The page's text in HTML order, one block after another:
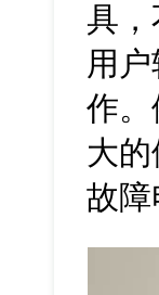
具
用
作
大
故障